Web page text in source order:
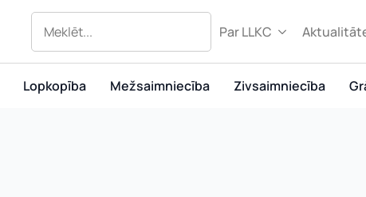
Par LLKC
Lopkopība Mežsaimniecība Zivsaimniecība